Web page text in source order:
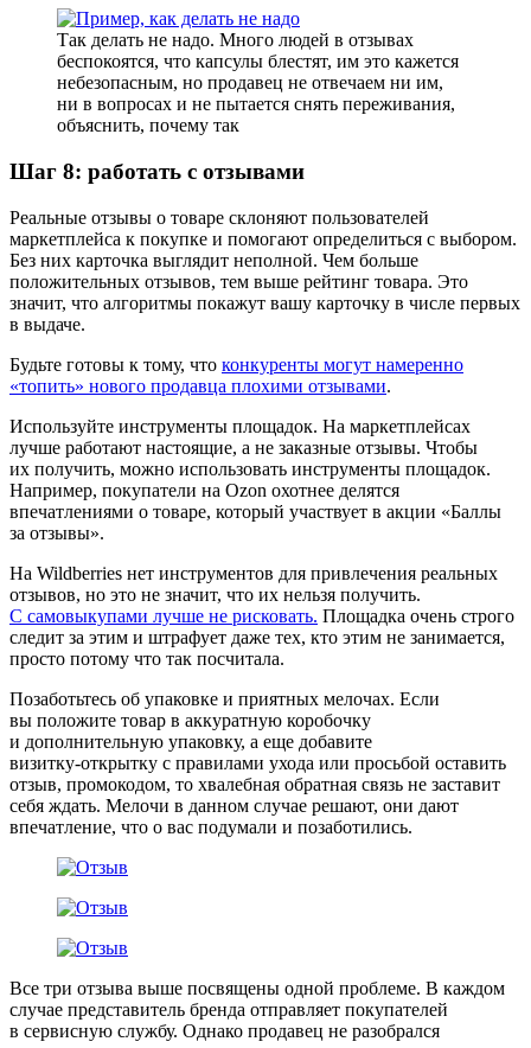
Так делать не надо. Много людей в отзывах
беспокоятся, что капсулы блестят, им это кажется
небезопасным, но продавец не отвечаем ни им,
ни в вопросах и не пытается снять переживания,
объяснить, почему так
Шаг 8: работать с отзывами
Реальные отзывы о товаре склоняют пользователей
маркетплейса к покупке и помогают определиться с выбором.
Без них карточка выглядит неполной. Чем больше
положительных отзывов, тем выше рейтинг товара. Это
значит, что алгоритмы покажут вашу карточку в числе первых
в выдаче.
Будьте готовы к тому, что конкуренты могут намеренно
«топить» нового продавца плохими отзывами.
Используйте инструменты площадок. На маркетплейсах
лучше работают настоящие, а не заказные отзывы. Чтобы
их получить, можно использовать инструменты площадок.
Например, покупатели на Ozon охотнее делятся
впечатлениями о товаре, который участвует в акции «Баллы
за отзывы».
На Wildberries нет инструментов для привлечения реальных
отзывов, но это не значит, что их нельзя получить.
С самовыкупами лучше не рисковать. Площадка очень строго
следит за этим и штрафует даже тех, кто этим не занимается,
просто потому что так посчитала.
Позаботьтесь об упаковке и приятных мелочах. Если
вы положите товар в аккуратную коробочку
и дополнительную упаковку, а еще добавите
визитку‑открытку с правилами ухода или просьбой оставить
отзыв, промокодом, то хвалебная обратная связь не заставит
себя ждать. Мелочи в данном случае решают, они дают
впечатление, что о вас подумали и позаботились.
Все три отзыва выше посвящены одной проблеме. В каждом
случае представитель бренда отправляет покупателей
в сервисную службу. Однако продавец не разобрался